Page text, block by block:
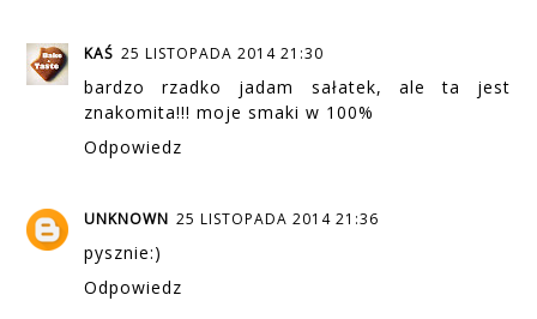
KAŚ 25 LISTOPADA 2014 21:30
bardzo rzadko jadam sałatek, ale ta jest
znakomita!!! moje smaki w 100%
Odpowiedz
UNKNOWN 25 LISTOPADA 2014 21:36
pysznie:)
Odpowiedz